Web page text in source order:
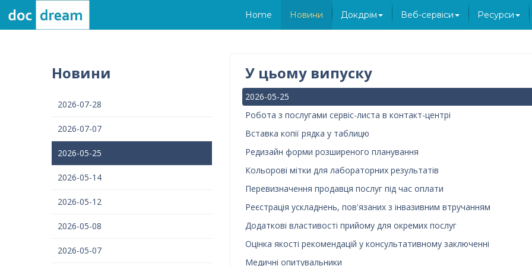
Home Новини Докдрім Веб-сервіси Ресурси
Новини
2026-07-28
2026-07-07
2026-05-25
2026-05-14
2026-05-12
2026-05-08
2026-05-07
У цьому випуску
2026-05-25
Робота з послугами сервіс-листа в контакт-центрі
Вставка копії рядка у таблицю
Редизайн форми розширеного планування
Кольорові мітки для лабораторних результатів
Перевизначення продавця послуг під час оплати
Реєстрація ускладнень, пов'язаних з інвазивним втручанням
Додаткові властивості прийому для окремих послуг
Оцінка якості рекомендацій у консультативному заключенні
Медичні опитувальники